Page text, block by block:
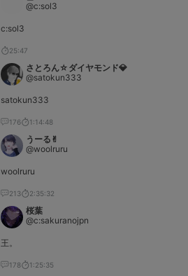
@c:sol3
c:sol3
25:47
さとろん☆ダイヤモンド💎
@satokun333
satokun333
176 1:14:48
うーる︎︎✌︎
@woolruru
woolruru
213 2:35:32
桜葉
@c:sakuranojpn
王。
178 1:25:35